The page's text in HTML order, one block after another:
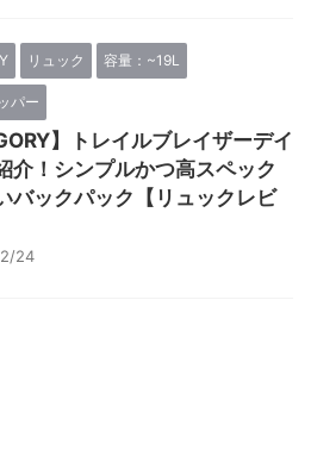
リュック 容量：~19L
パー
】トレイルブレイザーデイ
介！シンプルかつ高スペック
バックパック【リュックレビ
24